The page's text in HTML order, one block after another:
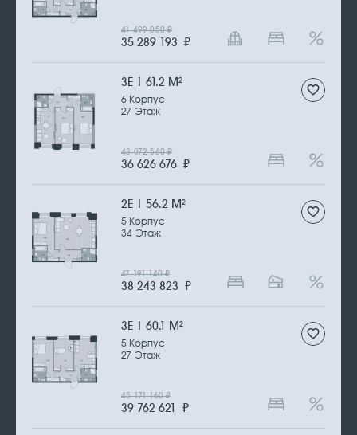
35 289 193 ₽
41 499 050₽
3Е | 61.2 М2
6 Корпус
27 Этаж
36 626 676 ₽
43 072 560₽
2Е | 56.2 М2
5 Корпус
34 Этаж
38 243 823 ₽
47 191 140₽
3Е | 60.1 М2
5 Корпус
27 Этаж
39 762 621 ₽
45 171 160₽